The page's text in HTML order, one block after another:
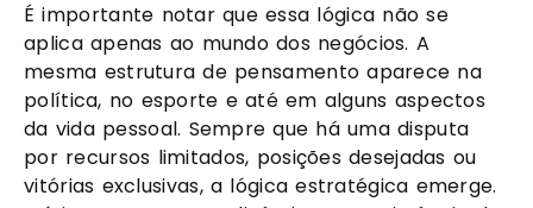
É importante notar que essa lógica não se
aplica apenas ao mundo dos negócios. A
mesma estrutura de pensamento aparece na
política, no esporte e até em alguns aspectos
da vida pessoal. Sempre que há uma disputa
por recursos limitados, posições desejadas ou
vitórias exclusivas, a lógica estratégica emerge.